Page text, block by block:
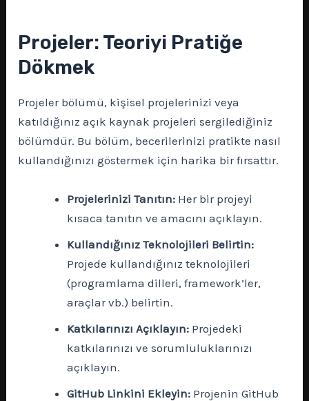
Projeler: Teoriyi Pratiğe
Dökmek
Projeler bölümü, kişisel projelerinizi veya
katıldığınız açık kaynak projeleri sergilediğiniz
bölümdür. Bu bölüm, becerilerinizi pratikte nasıl
kullandığınızı göstermek için harika bir fırsattır.
Projelerinizi Tanıtın: Her bir projeyi
kısaca tanıtın ve amacını açıklayın.
Kullandığınız Teknolojileri Belirtin:
Projede kullandığınız teknolojileri
(programlama dilleri, framework’ler,
araçlar vb.) belirtin.
Katkılarınızı Açıklayın: Projedeki
katkılarınızı ve sorumluluklarınızı
açıklayın.
GitHub Linkini Ekleyin: Projenin GitHub